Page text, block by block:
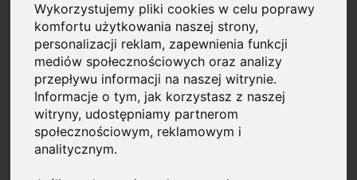
Wykorzystujemy pliki cookies w celu poprawy
komfortu użytkowania naszej strony,
personalizacji reklam, zapewnienia funkcji
mediów społecznościowych oraz analizy
przepływu informacji na naszej witrynie.
Informacje o tym, jak korzystasz z naszej
witryny, udostępniamy partnerom
społecznościowym, reklamowym i
analitycznym.